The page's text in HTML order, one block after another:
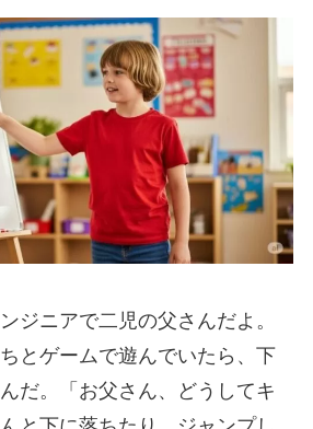
ジニアで二児の父さんだよ。
とゲームで遊んでいたら、下
だ。「お父さん、どうしてキ